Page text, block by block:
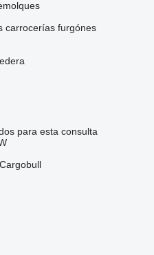
carrocerías furgónes
para esta consulta